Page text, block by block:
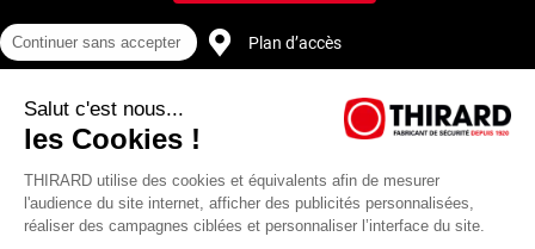
Plan d’accès
Continuer sans accepter
Salut c'est nous...
les Cookies !
THIRARD utilise des cookies et équivalents afin de mesurer
l'audience du site internet, afficher des publicités personnalisées,
réaliser des campagnes ciblées et personnaliser l’interface du site.